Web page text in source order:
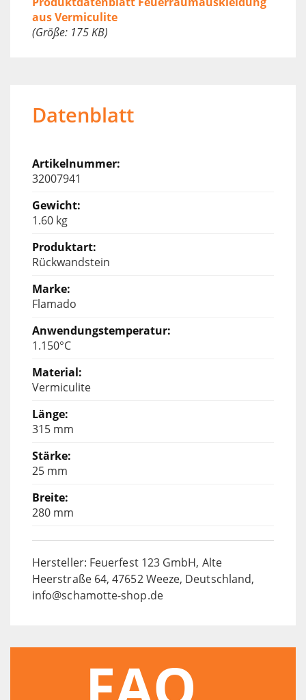
aus Vermiculite
(Größe: 175 KB)
Datenblatt
32007941
1.60 kg
Rückwandstein
Flamado
1.150°C
Vermiculite
315 mm
25 mm
280 mm
Hersteller: Feuerfest 123 GmbH, Alte
Heerstraße 64, 47652 Weeze, Deutschland,
info@schamotte-shop.de